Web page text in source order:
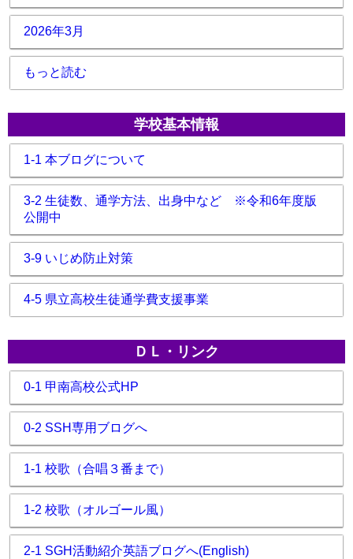
2026年3月
もっと読む
学校基本情報
1-1 本ブログについて
3-2 生徒数、通学方法、出身中など ※令和6年度版
公開中
3-9 いじめ防止対策
4-5 県立高校生徒通学費支援事業
ＤＬ・リンク
0-1 甲南高校公式HP
0-2 SSH専用ブログへ
1-1 校歌（合唱３番まで）
1-2 校歌（オルゴール風）
2-1 SGH活動紹介英語ブログへ(English)